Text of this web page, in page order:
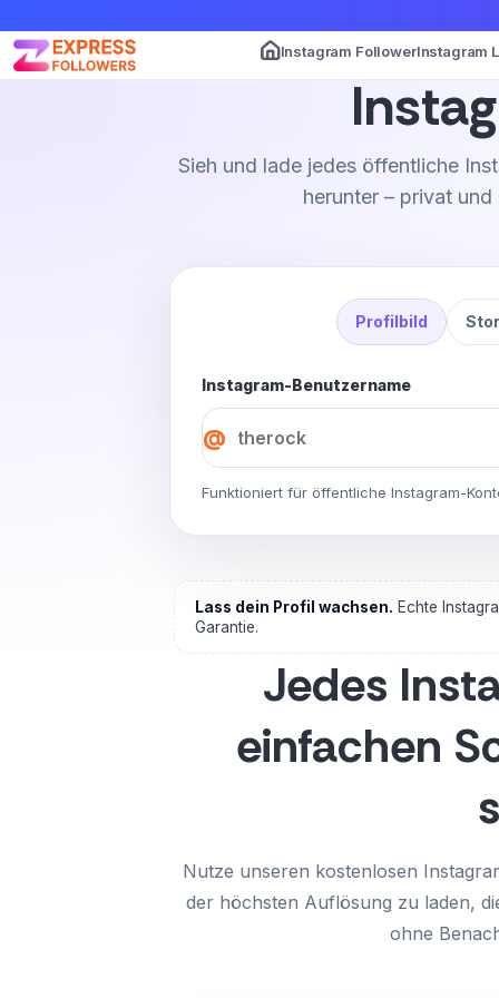
Instagram FollowerInstagram
Sieh und lade jedes öffentliche
herunter – privat
Profilbild
Instagram-Benutzername
@
Funktioniert für öffentliche Instagram-
Lass dein Profil wachsen. Echte
Garantie.
Jedes
einfachen
Nutze unseren kostenlosen
der höchsten Auflösung zu laden,
ohne